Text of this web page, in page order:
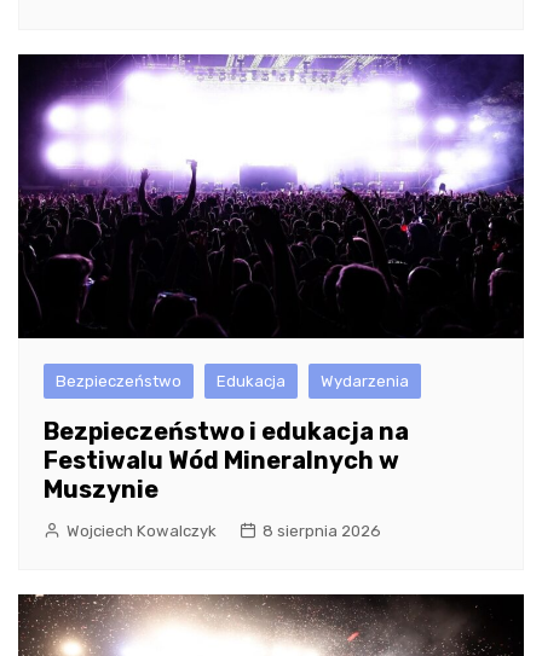
Bezpieczeństwo Edukacja Wydarzenia
Bezpieczeństwo i edukacja na
Festiwalu Wód Mineralnych w
Muszynie
Wojciech Kowalczyk 8 sierpnia 2026